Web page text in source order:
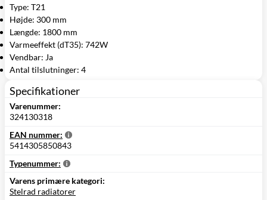
Type: T21
Højde: 300 mm
Længde: 1800 mm
Varmeeffekt (dT35): 742W
Vendbar: Ja
Antal tilslutninger: 4
Specifikationer
Varenummer:
324130318
EAN nummer:
5414305850843
Typenummer:
Varens primære kategori:
Stelrad radiatorer